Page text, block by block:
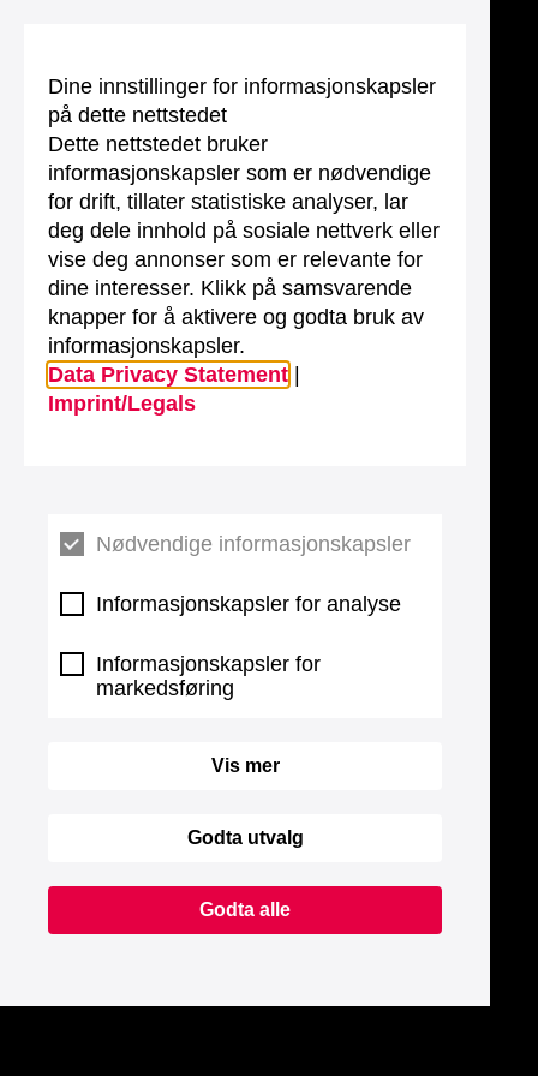
Dine innstillinger for informasjonskapsler
på dette nettstedet
Dette nettstedet bruker
informasjonskapsler som er nødvendige
for drift, tillater statistiske analyser, lar
deg dele innhold på sosiale nettverk eller
vise deg annonser som er relevante for
dine interesser. Klikk på samsvarende
knapper for å aktivere og godta bruk av
informasjonskapsler.
Data Privacy Statement
Imprint/Legals
Nødvendige informasjonskapsler
Informasjonskapsler for analyse
Informasjonskapsler for
markedsføring
Vis mer
Godta utvalg
Godta alle